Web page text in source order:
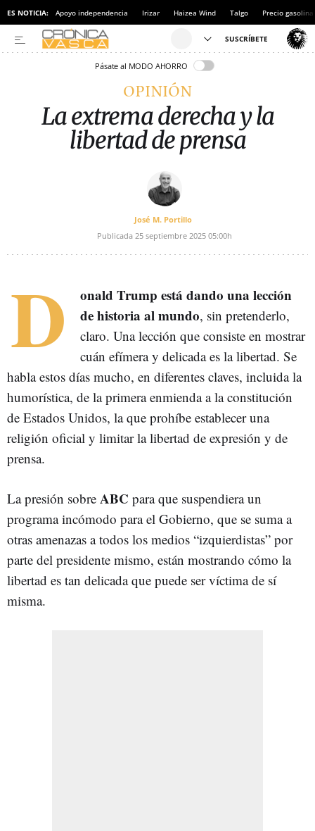
ES NOTICIA: Apoyo independencia Irizar Haizea Wind Talgo Precio gasolina
Pásate al MODO AHORRO
OPINIÓN
La extrema derecha y la
libertad de prensa
José M. Portillo
Publicada 25 septiembre 2025 05:00h
D
onald Trump está dando una lección
de historia al mundo, sin pretenderlo,
claro. Una lección que consiste en mostrar
cuán efímera y delicada es la libertad. Se
habla estos días mucho, en diferentes claves, incluida la
humorística, de la primera enmienda a la constitución
de Estados Unidos, la que prohíbe establecer una
religión oficial y limitar la libertad de expresión y de
prensa.
La presión sobre ABC para que suspendiera un
programa incómodo para el Gobierno, que se suma a
otras amenazas a todos los medios “izquierdistas” por
parte del presidente mismo, están mostrando cómo la
libertad es tan delicada que puede ser víctima de sí
misma.